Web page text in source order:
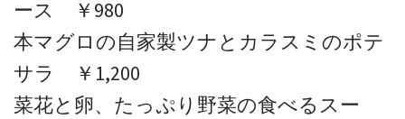
ース ￥980
本マグロの自家製ツナとカラスミのポテ
サラ ￥1,200
菜花と卵、たっぷり野菜の食べるスー